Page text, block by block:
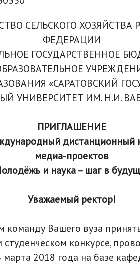
СЕЛЬСКОГО ХОЗЯЙСТВА
ФЕДЕРАЦИИ
ГОСУДАРСТВЕННОЕ
«САРАТОВСКИЙ
УНИВЕРСИТЕТ ИМ. Н.И.
ПРИГЛАШЕНИЕ
дистанционный
медиа-проектов
и наука – шаг в
Уважаемый ректор!
Вашего вуза принять
конкурсе,
марта 2018 года на базе